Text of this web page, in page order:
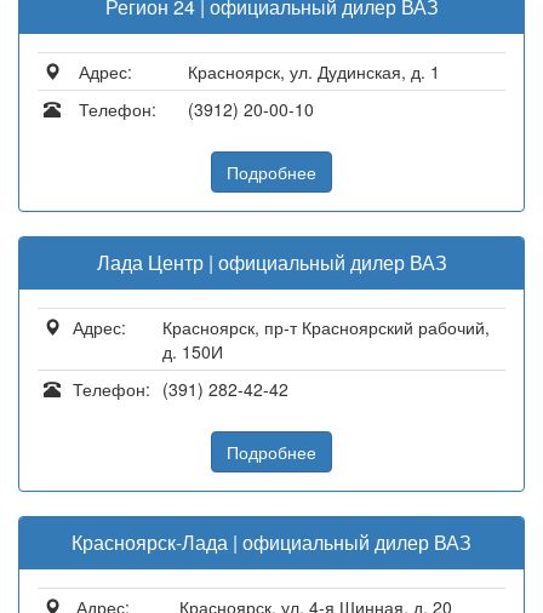
Регион 24 | официальный дилер ВАЗ
Адрес:
Красноярск, ул. Дудинская, д. 1
Телефон:
(3912) 20-00-10
Подробнее
Лада Центр | официальный дилер ВАЗ
Адрес:
Красноярск, пр-т Красноярский рабочий,
д. 150И
Телефон: (391) 282-42-42
Подробнее
Красноярск-Лада | официальный дилер ВАЗ
Адрес:
Красноярск, ул. 4-я Шинная, д. 20